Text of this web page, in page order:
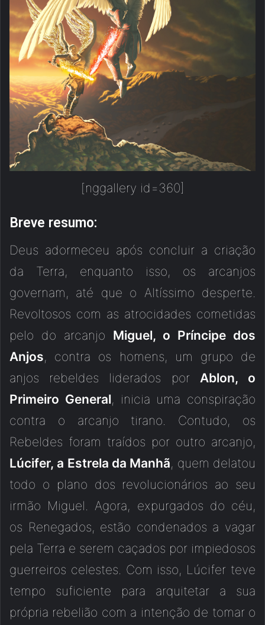
[nggallery id=360]
Breve resumo:
Deus adormeceu após concluir a criação
da Terra, enquanto isso, os arcanjos
governam, até que o Altíssimo desperte.
Revoltosos com as atrocidades cometidas
pelo do arcanjo Miguel, o Príncipe dos
Anjos, contra os homens, um grupo de
anjos rebeldes liderados por Ablon, o
Primeiro General, inicia uma conspiração
contra o arcanjo tirano. Contudo, os
Rebeldes foram traídos por outro arcanjo,
Lúcifer, a Estrela da Manhã, quem delatou
todo o plano dos revolucionários ao seu
irmão Miguel. Agora, expurgados do céu,
os Renegados, estão condenados a vagar
pela Terra e serem caçados por impiedosos
guerreiros celestes. Com isso, Lúcifer teve
tempo suficiente para arquitetar a sua
própria rebelião com a intenção de tomar o